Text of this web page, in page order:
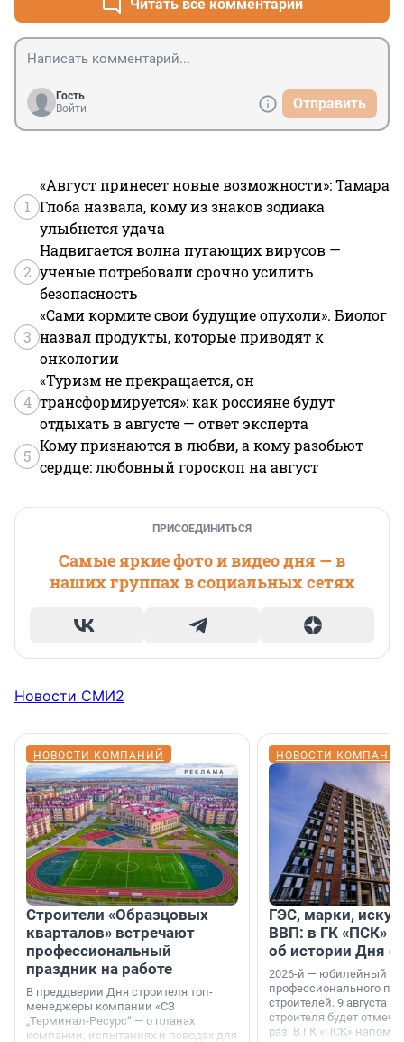
Читать все комментарии
Гость
Войти
Отправить
1
«Август принесет новые возможности»: Тамара
Глоба назвала, кому из знаков зодиака
улыбнется удача
2
Надвигается волна пугающих вирусов —
ученые потребовали срочно усилить
безопасность
3
«Сами кормите свои будущие опухоли». Биолог
назвал продукты, которые приводят к
онкологии
4
«Туризм не прекращается, он
трансформируется»: как россияне будут
отдыхать в августе — ответ эксперта
5
Кому признаются в любви, а кому разобьют
сердце: любовный гороскоп на август
ПРИСОЕДИНИТЬСЯ
Самые яркие фото и видео дня — в
наших группах в социальных сетях
Новости СМИ2
НОВОСТИ КОМПАНИЙ
Строители «Образцовых
кварталов» встречают
профессиональный
праздник на работе
В преддверии Дня строителя топ-
менеджеры компании «СЗ
„Терминал-Ресурс“ — о планах
компании, испытаниях и поводах для
НОВОСТИ
ГЭС, марки,
ВВП: в ГК «ПСК»
об истории Дня
2026-й — юбилейный
профессионального
строителей. 9 августа
строителя будет
раз. В ГК «ПСК»